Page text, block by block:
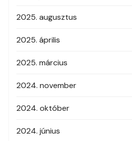
2025. augusztus
2025. április
2025. március
2024. november
2024. október
2024. június